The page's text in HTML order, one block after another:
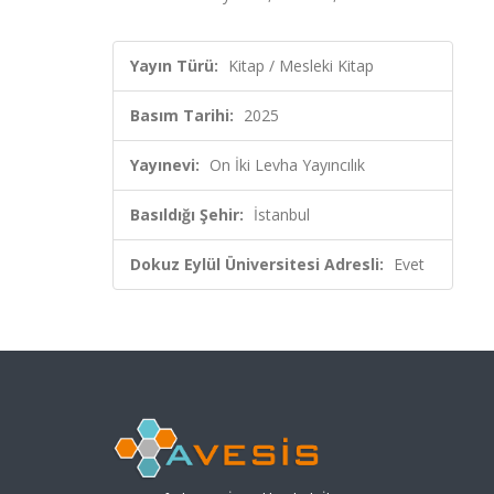
Yayın Türü: Kitap / Mesleki Kitap
Basım Tarihi: 2025
Yayınevi: On İki Levha Yayıncılık
Basıldığı Şehir: İstanbul
Dokuz Eylül Üniversitesi Adresli: Evet